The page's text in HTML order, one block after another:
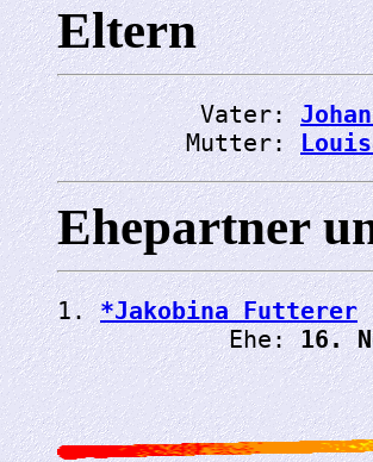
Eltern
          Vater:
         Mutter:
Ehepartner
1. *Jakobina Futterer
            Ehe:
16.